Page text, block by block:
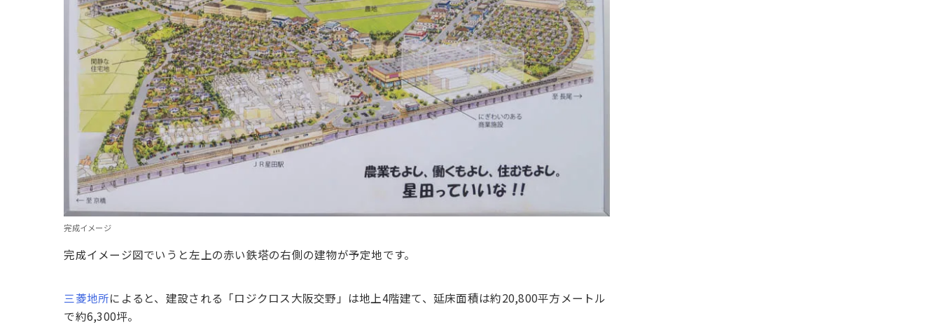
完成イメージ
完成イメージ図でいうと左上の赤い鉄塔の右側の建物が予定地です。
三菱地所によると、建設される「ロジクロス大阪交野」は地上4階建て、延床面積は約20,800平方メートル
で約6,300坪。